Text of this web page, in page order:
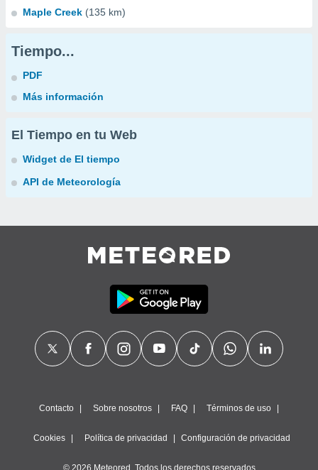
Maple Creek (135 km)
Tiempo...
PDF
Más información
El Tiempo en tu Web
Widget de El tiempo
API de Meteorología
Contacto Sobre nosotros FAQ Términos de uso
Cookies Política de privacidad Configuración de privacidad
© 2026 Meteored. Todos los derechos reservados